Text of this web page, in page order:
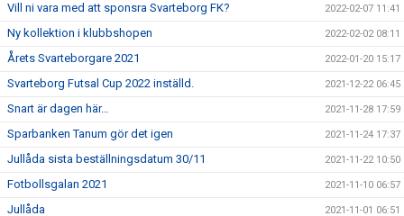
Vill ni vara med att sponsra Svarteborg FK? 2022-02-07 11:41
Ny kollektion i klubbshopen 2022-02-02 08:11
Årets Svarteborgare 2021 2022-01-20 15:17
Svarteborg Futsal Cup 2022 inställd. 2021-12-22 06:45
Snart är dagen här… 2021-11-28 17:59
Sparbanken Tanum gör det igen 2021-11-24 17:37
Jullåda sista beställningsdatum 30/11 2021-11-22 10:50
Fotbollsgalan 2021 2021-11-10 06:57
Jullåda 2021-11-01 06:51